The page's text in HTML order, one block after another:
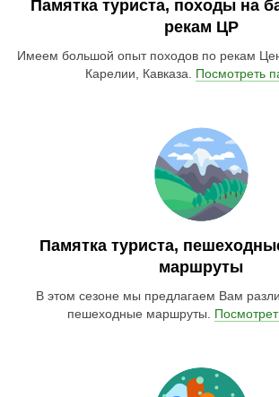
Памятка туриста, походы на
рекам ЦР
Имеем большой опыт походов по рекам
Карелии, Кавказа. Посмотреть
Памятка туриста,
маршруты
В этом сезоне мы предлагаем Вам
пешеходные маршруты.